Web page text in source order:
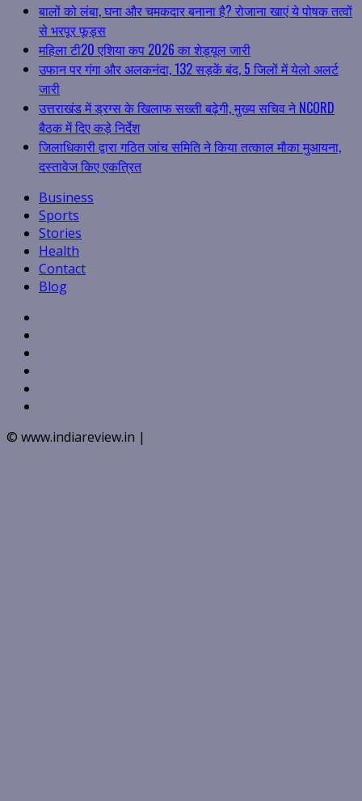
बालों को लंबा, घना और चमकदार बनाना है? रोजाना खाएं ये पोषक तत्वों
से भरपूर फूड्स
महिला टी20 एशिया कप 2026 का शेड्यूल जारी
उफान पर गंगा और अलकनंदा, 132 सड़कें बंद, 5 जिलों में येलो अलर्ट
जारी
उत्तराखंड में ड्रग्स के खिलाफ सख्ती बढ़ेगी, मुख्य सचिव ने NCORD
बैठक में दिए कड़े निर्देश
जिलाधिकारी द्वारा गठित जांच समिति ने किया तत्काल मौका मुआयना,
दस्तावेज किए एकत्रित
Business
Sports
Stories
Health
Contact
Blog
© www.indiareview.in |